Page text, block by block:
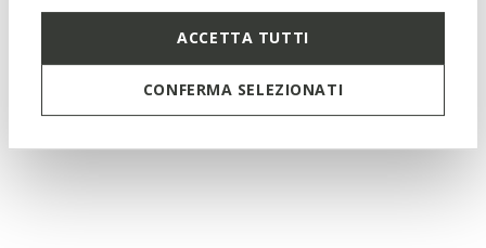
ACCETTA TUTTI
CONFERMA SELEZIONATI